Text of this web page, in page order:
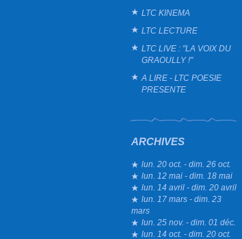
LTC KINEMA
LTC LECTURE
LTC LIVE : "LA VOIX DU
GRAOULLY !"
A LIRE - LTC POESIE
PRESENTE
ARCHIVES
lun. 20 oct. - dim. 26 oct.
lun. 12 mai - dim. 18 mai
lun. 14 avril - dim. 20 avril
lun. 17 mars - dim. 23
mars
lun. 25 nov. - dim. 01 déc.
lun. 14 oct. - dim. 20 oct.